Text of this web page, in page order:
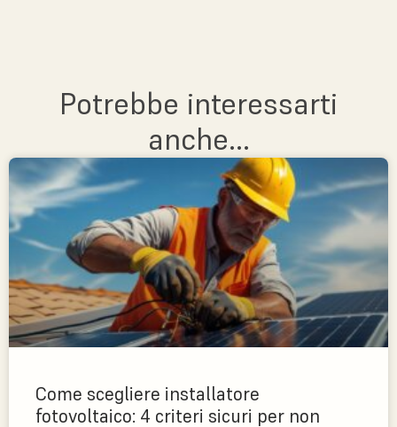
Potrebbe interessarti
anche...
Come scegliere installatore
fotovoltaico: 4 criteri sicuri per non